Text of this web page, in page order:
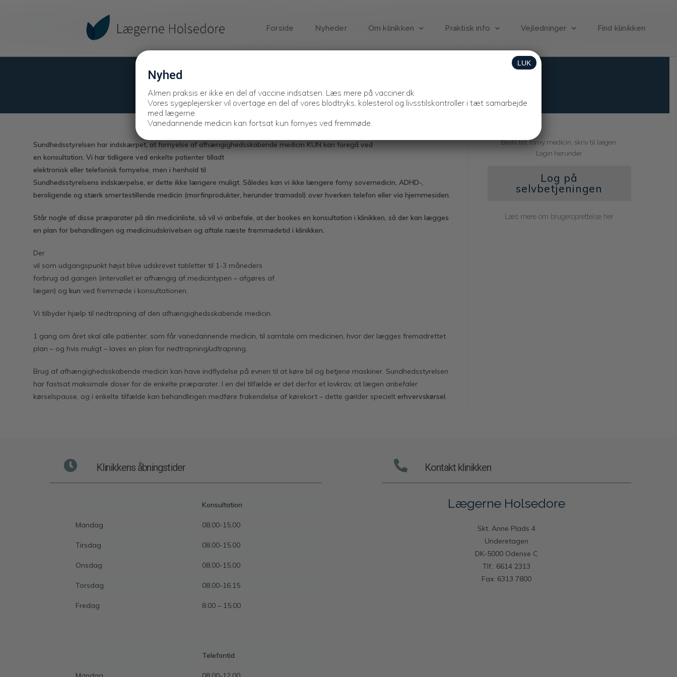
Forside Nyheder Om klinikken Praktisk info Vejledninger Find klinikken
Vanedannende medicin
Sundhedsstyrelsen har indskærpet, at fornyelse af afhængighedsskabende medicin KUN kan foregåved
en konsultation. Vi har tidligere ved enkelte patienter tilladt
elektronisk eller telefonisk fornyelse, men i henhold til
Sundhedsstyrelsens indskærpelse, er dette ikke længere muligt. Således kan vi ikke længere forny sovemedicin, ADHD-,
beroligende og stærk smertestillende medicin (morfinprodukter, herunder tramadol) over hverken telefon eller via hjemmesiden.
Står nogle af disse præparater på din medicinliste, såvil vi anbefale, at der bookes en konsultation i klinikken, så der kan lægges
en plan for behandlingen og medicinudskrivelsen og aftale næste fremmødetid i klinikken.
Der
vil som udgangspunkt højst blive udskrevet tabletter til 1-3 måneders
forbrug ad gangen (intervallet er afhængig af medicintypen – afgøres af
lægen) og kunved fremmøde i konsultationen.
Vi tilbyder hjælp til nedtrapning af den afhængighedsskabende medicin.
1 gang om året skal alle patienter, som får vanedannende medicin, til samtale om medicinen, hvor der lægges fremadrettet
plan – og hvis muligt – laves en plan for nedtrapning/udtrapning.
Brug af afhængighedsskabende medicin kan have indflydelse på evnen til at køre bil og betjene maskiner. Sundhedsstyrelsen
har fastsat maksimale doser for de enkelte præparater. I en del tilfælde er det derfor et lovkrav, at lægen anbefaler
kørselspause, og i enkelte tilfælde kan behandlingen medføre frakendelse af kørekort – dette gælder specielt erhvervskørsel.
Bestil tid, forny medicin, skriv til lægen.
Login herunder
Log på
selvbetjeningen
Læs mere om brugeroprettelse her
Klinikkens åbningstider
Konsultation
Mandag 08.00-15.00
Tirsdag 08.00-15.00
Onsdag 08.00-15.00
Torsdag 08.00-16.15
Fredag 8.00 – 15.00
Telefontid
Kontakt klinikken
Lægerne Holsedore
Skt. Anne Plads 4
Underetagen
DK-5000 Odense C
Tlf.: 6614 2313
Fax: 6313 7800
Nyhed
Almen praksis er ikke en del af vaccine indsatsen. Læs mere på vacciner.dk
Vores sygeplejersker vil overtage en del af vores blodtryks, kolesterol og livsstilskontroller i tæt samarbejde
med lægerne.
Vanedannende medicin kan fortsat kun fornyes ved fremmøde.
LUK